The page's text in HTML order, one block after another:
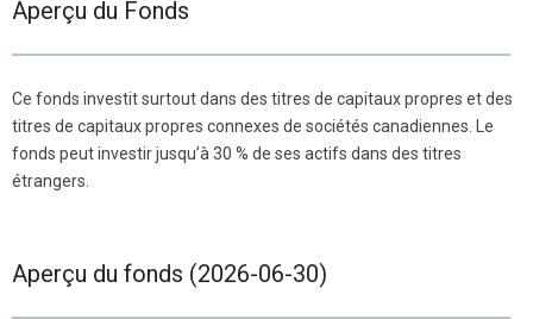
Aperçu du Fonds
Ce fonds investit surtout dans des titres de capitaux propres et des
titres de capitaux propres connexes de sociétés canadiennes. Le
fonds peut investir jusqu’à 30 % de ses actifs dans des titres
étrangers.
Aperçu du fonds (2026-06-30)